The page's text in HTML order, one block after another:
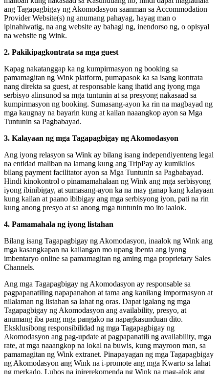
ang Tagapagbigay ng Akomodasyon saanman sa Accommodation
Provider Website(s) ng anumang pahayag, hayag man o
ipinahiwatig, na ang website ay bahagi ng, inendorso ng, o opisyal
na website ng Wink.
2. Pakikipagkontrata sa mga guest
Kapag nakatanggap ka ng kumpirmasyon ng booking sa
pamamagitan ng Wink platform, pumapasok ka sa isang kontrata
nang direkta sa guest, at responsable kang ihatid ang iyong mga
serbisyo alinsunod sa mga tuntunin at sa presyong nakasaad sa
kumpirmasyon ng booking. Sumasang-ayon ka rin na magbayad ng
mga kaugnay na bayarin kung at kailan naaangkop ayon sa Mga
Tuntunin sa Pagbabayad.
3. Kalayaan ng mga Tagapagbigay ng Akomodasyon
Ang iyong relasyon sa Wink ay bilang isang independiyenteng legal
na entidad maliban na lamang kung ang TripPay ay kumikilos
bilang payment facilitator ayon sa Mga Tuntunin sa Pagbabayad.
Hindi kinokontrol o pinamamahalaan ng Wink ang mga serbisyong
iyong ibinibigay, at sumasang-ayon ka na may ganap kang kalayaan
kung kailan at paano ibibigay ang mga serbisyong iyon, pati na rin
kung anong presyo at sa anong mga tuntunin mo ito iaalok.
4. Pamamahala ng iyong listahan
Bilang isang Tagapagbigay ng Akomodasyon, inaalok ng Wink ang
mga kasangkapan na kailangan mo upang ibenta ang iyong
imbentaryo online sa pamamagitan ng aming mga proprietary Sales
Channels.
Ang mga Tagapagbigay ng Akomodasyon ay responsable sa
pagpapanatiling napapanahon at tama ang kanilang impormasyon at
nilalaman ng listahan sa lahat ng oras. Dapat igalang ng mga
Tagapagbigay ng Akomodasyon ang availability, presyo, at
anumang iba pang mga pangako na napagkasunduan dito.
Eksklusibong responsibilidad ng mga Tagapagbigay ng
Akomodasyon ang pag-update at pagpapanatili ng availability, mga
rate, at mga naaangkop na lokal na buwis, kung mayroon man, sa
pamamagitan ng Wink extranet. Pinapayagan ng mga Tagapagbigay
ng Akomodasyon ang Wink na i-promote ang mga Kwarto sa lahat
ng merkado. Lubos na inirerekomenda ng Wink na mag-alok ang